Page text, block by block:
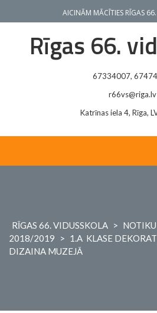
AICINĀM MĀCĪTIES RĪGAS
Rīgas 66.
67334007,
r66vs@riga.lv
Katrīnas iela 4, Rīga,
RĪGAS 66. VIDUSSKOLA >
2018/2019
> 1.A KLASE
DIZAINA MUZEJĀ